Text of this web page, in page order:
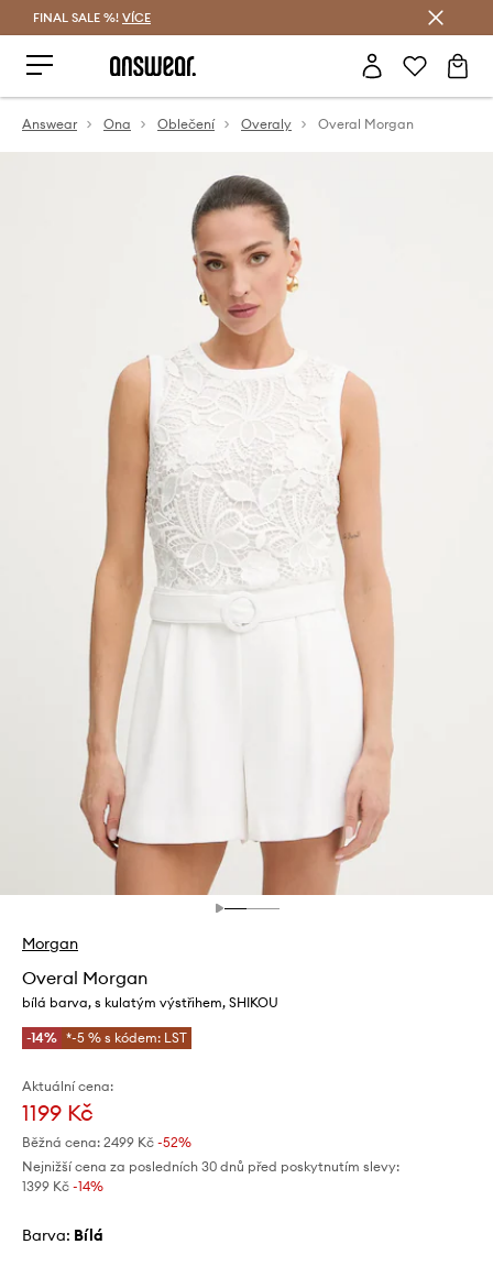
FINAL SALE %! VÍCE
Answear Ona Oblečení Overaly Overal Morgan
Morgan
Overal Morgan
bílá barva, s kulatým výstřihem, SHIKOU
-14% *-5 % s kódem: LST
Aktuální cena:
1199 Kč
Běžná cena: 2499 Kč -52%
Nejnižší cena za posledních 30 dnů před poskytnutím slevy:
1399 Kč -14%
Barva: bílá